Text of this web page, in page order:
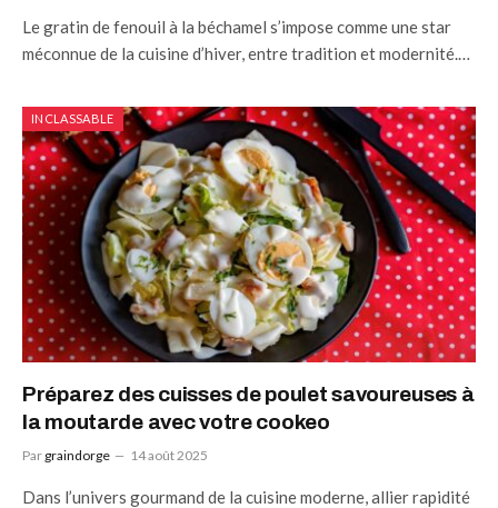
Le gratin de fenouil à la béchamel s’impose comme une star
méconnue de la cuisine d’hiver, entre tradition et modernité.…
INCLASSABLE
Préparez des cuisses de poulet savoureuses à
la moutarde avec votre cookeo
Par graindorge 14 août 2025
Dans l’univers gourmand de la cuisine moderne, allier rapidité